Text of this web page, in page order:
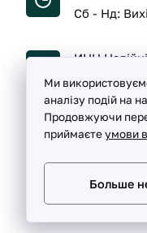
Сб - Нд:
ИНН
Ми
аналізу подій на
Продовжуючи
приймаєтеумови
Больше